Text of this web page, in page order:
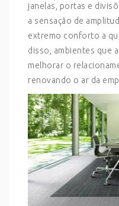
janelas, portas e
a sensação de
extremo conforto a
disso, ambientes que
melhorar o
renovando o ar da